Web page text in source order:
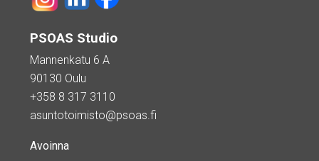
PSOAS Studio
Mannenkatu 6 A
90130 Oulu
+358 8 317 3110
asuntotoimisto@psoas.fi
Avoinna